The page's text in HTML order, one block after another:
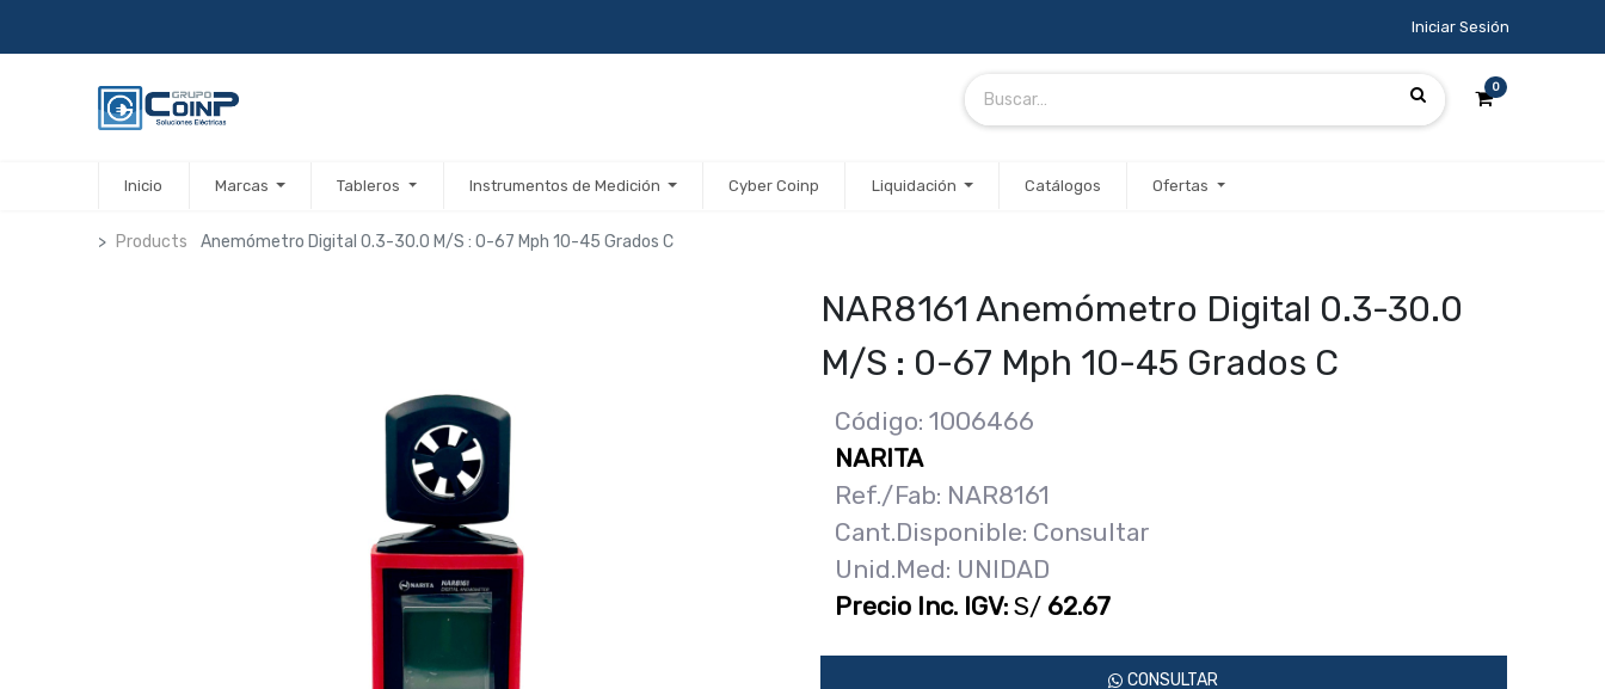
Iniciar Sesión
0
Inicio Marcas Tableros Instrumentos de Medición Cyber Coinp Liquidación Catálogos Ofertas
Products Anemómetro Digital 0.3-30.0 M/S : 0-67 Mph 10-45 Grados C
NAR8161 Anemómetro Digital 0.3-30.0
M/S : 0-67 Mph 10-45 Grados C
Código: 1006466
NARITA
Ref./Fab: NAR8161
Cant.Disponible: Consultar
Unid.Med: UNIDAD
Precio Inc. IGV: S/ 62.67
CONSULTAR